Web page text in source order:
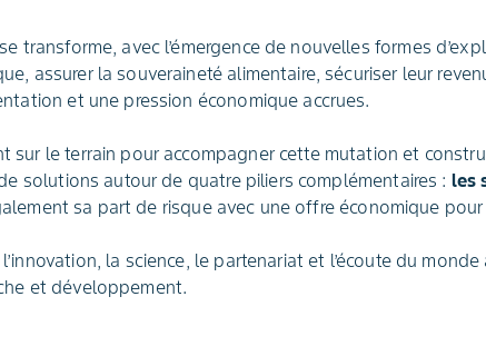
transforme, avec l’émergence de nouvelles formes
assurer la souveraineté alimentaire, sécuriser leur
et une pression économique accrues.
sur le terrain pour accompagner cette mutation et
solutions autour de quatre piliers complémentaires : les
sa part de risque avec une offre économique
la science, le partenariat et l’écoute du
et développement.